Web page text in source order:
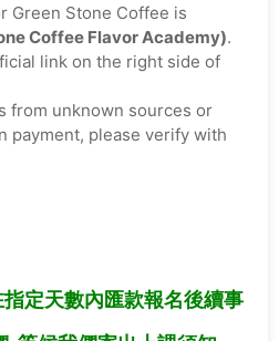
Green Stone Coffee is
Coffee Flavor Academy).
link on the right side of
from unknown sources or
payment, please verify with
定天數內匯款報名後續事